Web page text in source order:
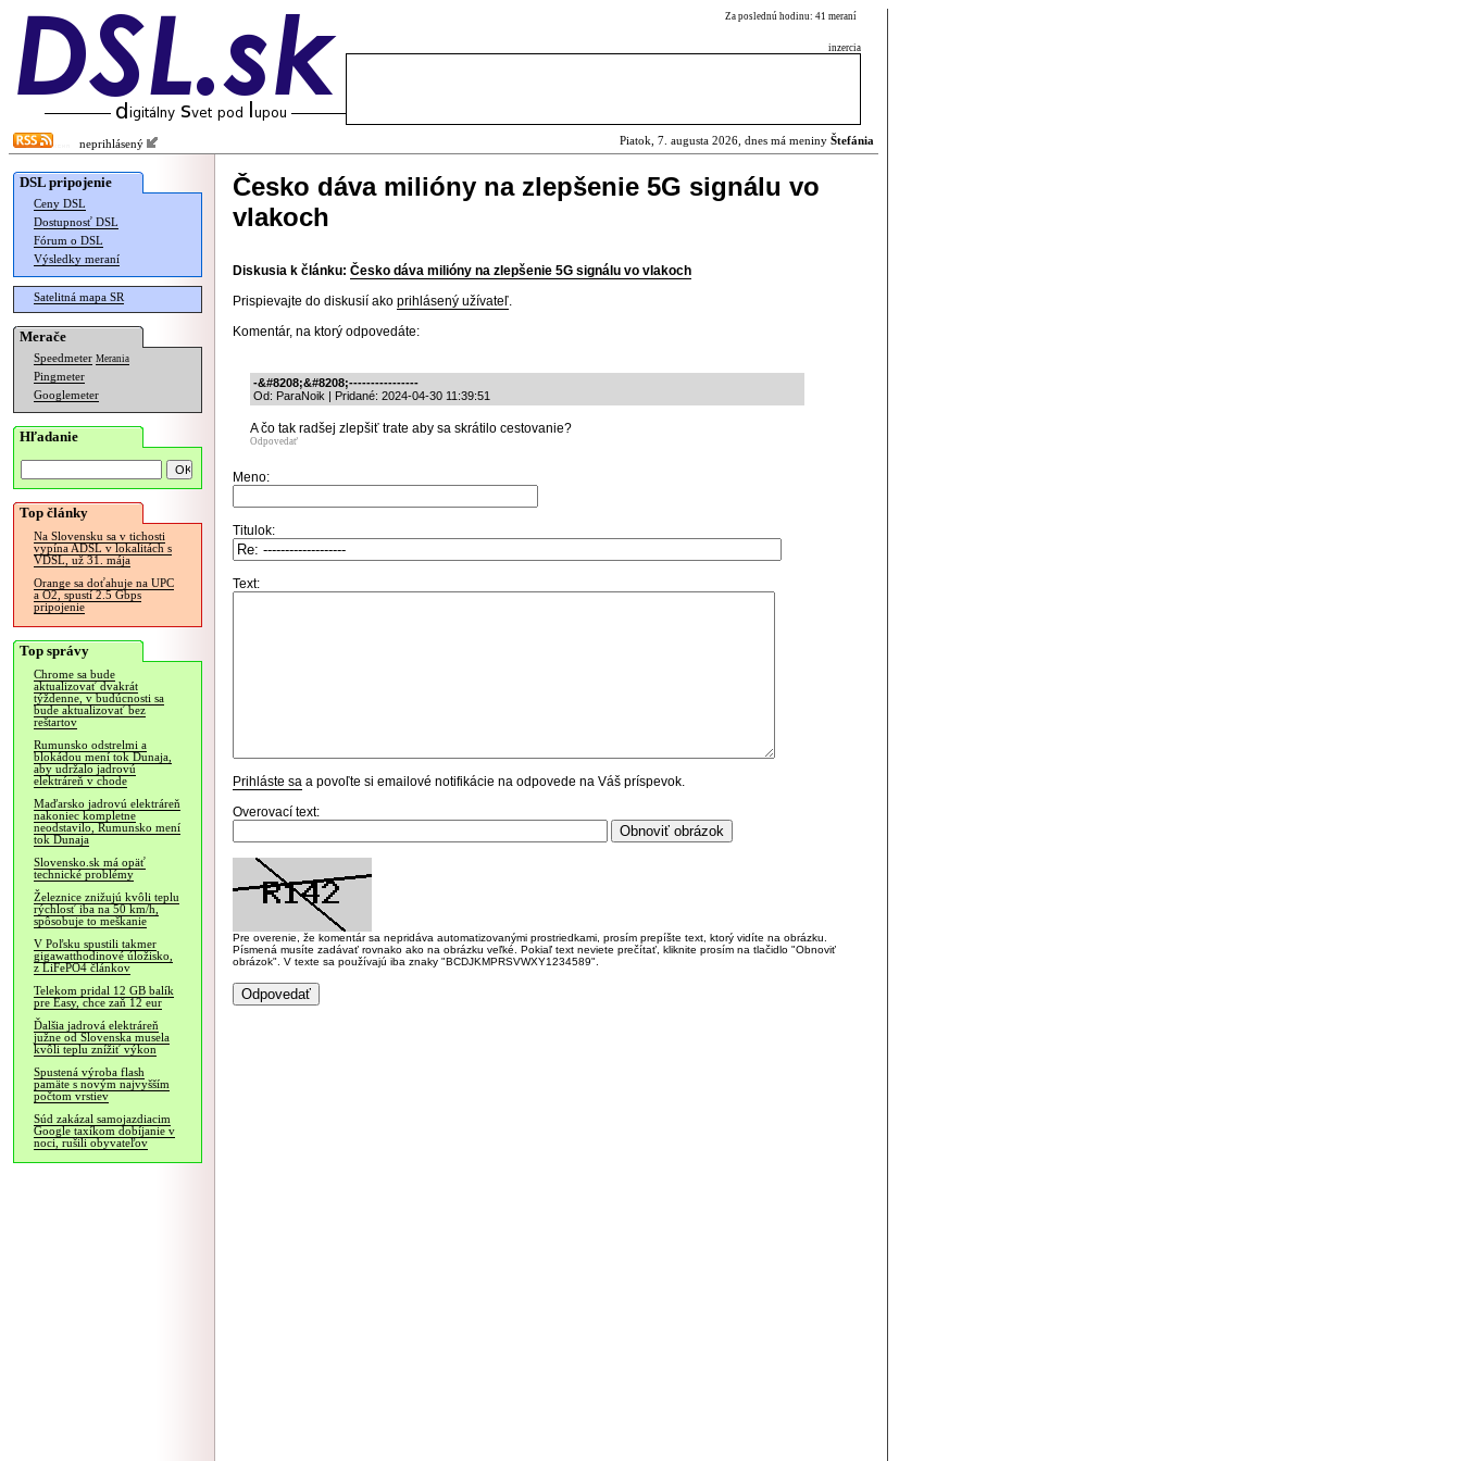
Za poslednú hodinu: 41 meraní
inzercia
neprihlásený Piatok, 7. augusta 2026, dnes má meniny Štefánia
DSL pripojenie
Ceny DSL
Dostupnosť DSL
Fórum o DSL
Výsledky meraní
Satelitná mapa SR
Merače
Speedmeter Merania
Pingmeter
Googlemeter
Hľadanie
Top články
Na Slovensku sa v tichosti
vypína ADSL v lokalitách s
VDSL, už 31. mája
Orange sa doťahuje na UPC
a O2, spustí 2.5 Gbps
pripojenie
Top správy
Chrome sa bude
aktualizovať dvakrát
týždenne, v budúcnosti sa
bude aktualizovať bez
reštartov
Rumunsko odstrelmi a
blokádou mení tok Dunaja,
aby udržalo jadrovú
elektráreň v chode
Maďarsko jadrovú elektráreň
nakoniec kompletne
neodstavilo, Rumunsko mení
tok Dunaja
Slovensko.sk má opäť
technické problémy
Železnice znižujú kvôli teplu
rýchlosť iba na 50 km/h,
spôsobuje to meškanie
V Poľsku spustili takmer
gigawatthodinové úložisko,
z LiFePO4 článkov
Telekom pridal 12 GB balík
pre Easy, chce zaň 12 eur
Ďalšia jadrová elektráreň
južne od Slovenska musela
kvôli teplu znížiť výkon
Spustená výroba flash
pamäte s novým najvyšším
počtom vrstiev
Súd zakázal samojazdiacim
Google taxíkom dobíjanie v
noci, rušili obyvateľov
Česko dáva milióny na zlepšenie 5G signálu vo
vlakoch
Diskusia k článku: Česko dáva milióny na zlepšenie 5G signálu vo vlakoch
Prispievajte do diskusií ako prihlásený užívateľ.
Komentár, na ktorý odpovedáte:
-&#8208;&#8208;----------------
Od: ParaNoik | Pridané: 2024-04-30 11:39:51
A čo tak radšej zlepšiť trate aby sa skrátilo cestovanie?
Odpovedať
Meno:
Titulok:
Text:
Prihláste sa a povoľte si emailové notifikácie na odpovede na Váš príspevok.
Overovací text:
Pre overenie, že komentár sa nepridáva automatizovanými prostriedkami, prosím prepíšte text, ktorý vidíte na obrázku.
Písmená musíte zadávať rovnako ako na obrázku veľké. Pokiaľ text neviete prečítať, kliknite prosím na tlačidlo "Obnoviť
obrázok". V texte sa používajú iba znaky "BCDJKMPRSVWXY1234589".